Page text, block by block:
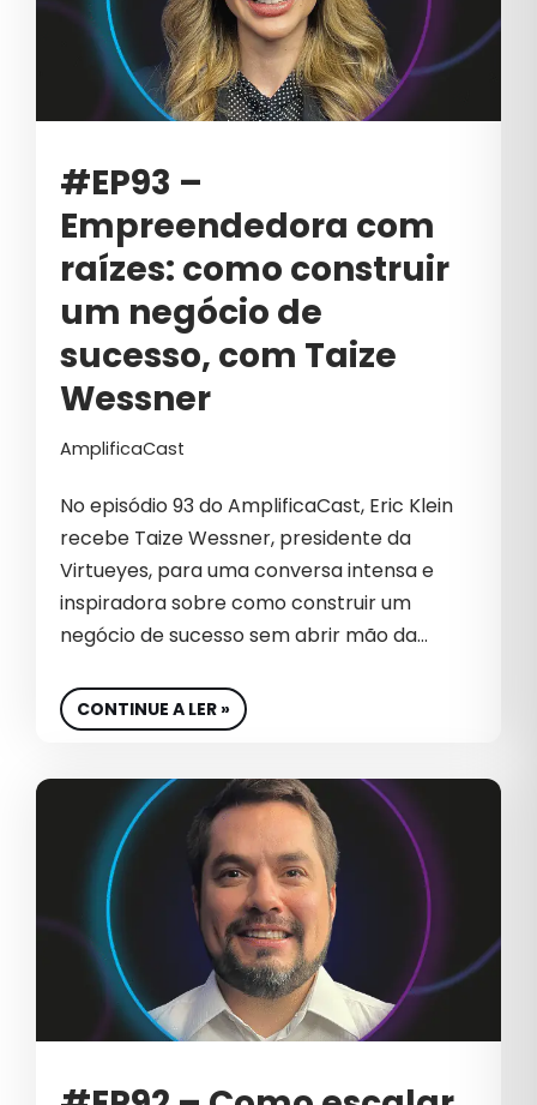
#EP93 –
Empreendedora com
raízes: como construir
um negócio de
sucesso, com Taize
Wessner
AmplificaCast
No episódio 93 do AmplificaCast, Eric Klein
recebe Taize Wessner, presidente da
Virtueyes, para uma conversa intensa e
inspiradora sobre como construir um
negócio de sucesso sem abrir mão da…
CONTINUE A LER »